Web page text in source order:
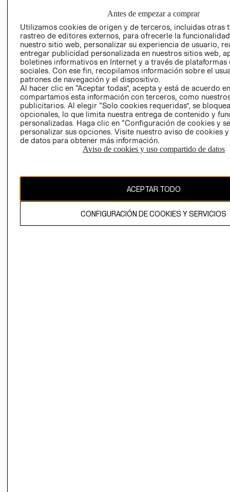
RELACIÓN CON
INVERSIONISTAS
POLÍTICA
EMPRESARIAL
- RETIRO EN
TIENDA
TÉRMINOS Y
CONDICIONES
AVISO DE
PRIVACIDAD
GIFT CARD
AVISO DE
COOKIES
Chile ($)
Antes de empezar a comprar
Utilizamos cookies de origen y de terceros, incluidas otras
rastreo de editores externos, para ofrecerle la
nuestro sitio web, personalizar su experiencia de usuario,
entregar publicidad personalizada en nuestros sitios web,
boletines informativos en Internet y a través de plataformas
sociales. Con ese fin, recopilamos información sobre el
patrones de navegación y el dispositivo.
Al hacer clic en “Aceptar todas”, acepta y está de acuerdo
compartamos esta información con terceros, como
publicitarios. Al elegir “Solo cookies requeridas”, se
opcionales, lo que limita nuestra entrega de contenido y
personalizadas. Haga clic en “Configuración de cookies y
personalizar sus opciones. Visite nuestro aviso de cookies
de datos para obtener más información.
Aviso de cookies y uso compartido de datos
ACEPTAR TODO
CONFIGURACIÓN DE COOKIES Y SERVICIOS